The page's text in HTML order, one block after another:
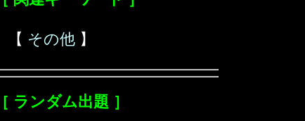
【 その他 】
［ ランダム出題 ］